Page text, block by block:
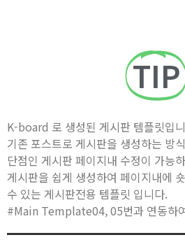
TIP
K-board 로 생성된 게시판 템플릿입
기존 포스트로 게시판을 생성하는 방
단점인 게시판 페이지내 수정이 가능
게시판을 쉽게 생성하여 페이지내에
수 있는 게시판전용 템플릿 입니다.
#Main Template04, 05번과 연동하